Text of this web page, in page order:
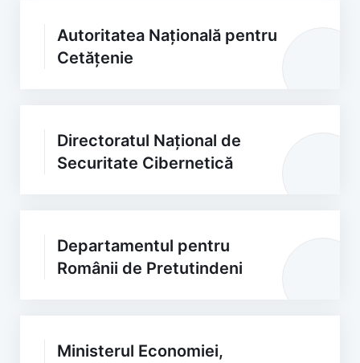
Autoritatea Națională pentru
Cetățenie
Directoratul Național de
Securitate Cibernetică
Departamentul pentru
Românii de Pretutindeni
Ministerul Economiei,